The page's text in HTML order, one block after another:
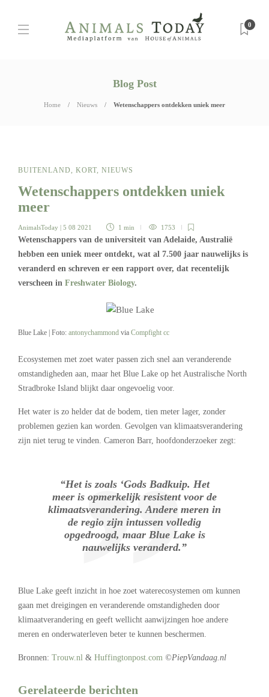
0
Blog Post
Home Nieuws Wetenschappers ontdekken uniek meer
BUITENLAND, KORT, NIEUWS
Wetenschappers ontdekken uniek
meer
AnimalsToday | 5 08 2021 1 min 1753
Wetenschappers van de universiteit van Adelaide, Australië
hebben een uniek meer ontdekt, wat al 7.500 jaar nauwelijks is
veranderd en schreven er een rapport over, dat recentelijk
verscheen in Freshwater Biology.
Blue Lake | Foto: antonychammond via Compfight cc
Ecosystemen met zoet water passen zich snel aan veranderende
omstandigheden aan, maar het Blue Lake op het Australische North
Stradbroke Island blijkt daar ongevoelig voor.
Het water is zo helder dat de bodem, tien meter lager, zonder
problemen gezien kan worden. Gevolgen van klimaatsverandering
zijn niet terug te vinden. Cameron Barr, hoofdonderzoeker zegt:
“Het is zoals ‘Gods Badkuip. Het
meer is opmerkelijk resistent voor de
klimaatsverandering. Andere meren in
de regio zijn intussen volledig
opgedroogd, maar Blue Lake is
nauwelijks veranderd.”
Blue Lake geeft inzicht in hoe zoet waterecosystemen om kunnen
gaan met dreigingen en veranderende omstandigheden door
klimaatverandering en geeft wellicht aanwijzingen hoe andere
meren en onderwaterleven beter te kunnen beschermen.
Bronnen: Trouw.nl & Huffingtonpost.com ©PiepVandaag.nl
Gerelateerde berichten